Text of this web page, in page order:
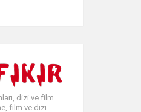
dizi ve film
film ve dizi